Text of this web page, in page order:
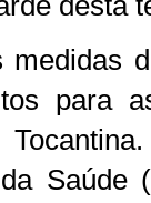
para
Saúde